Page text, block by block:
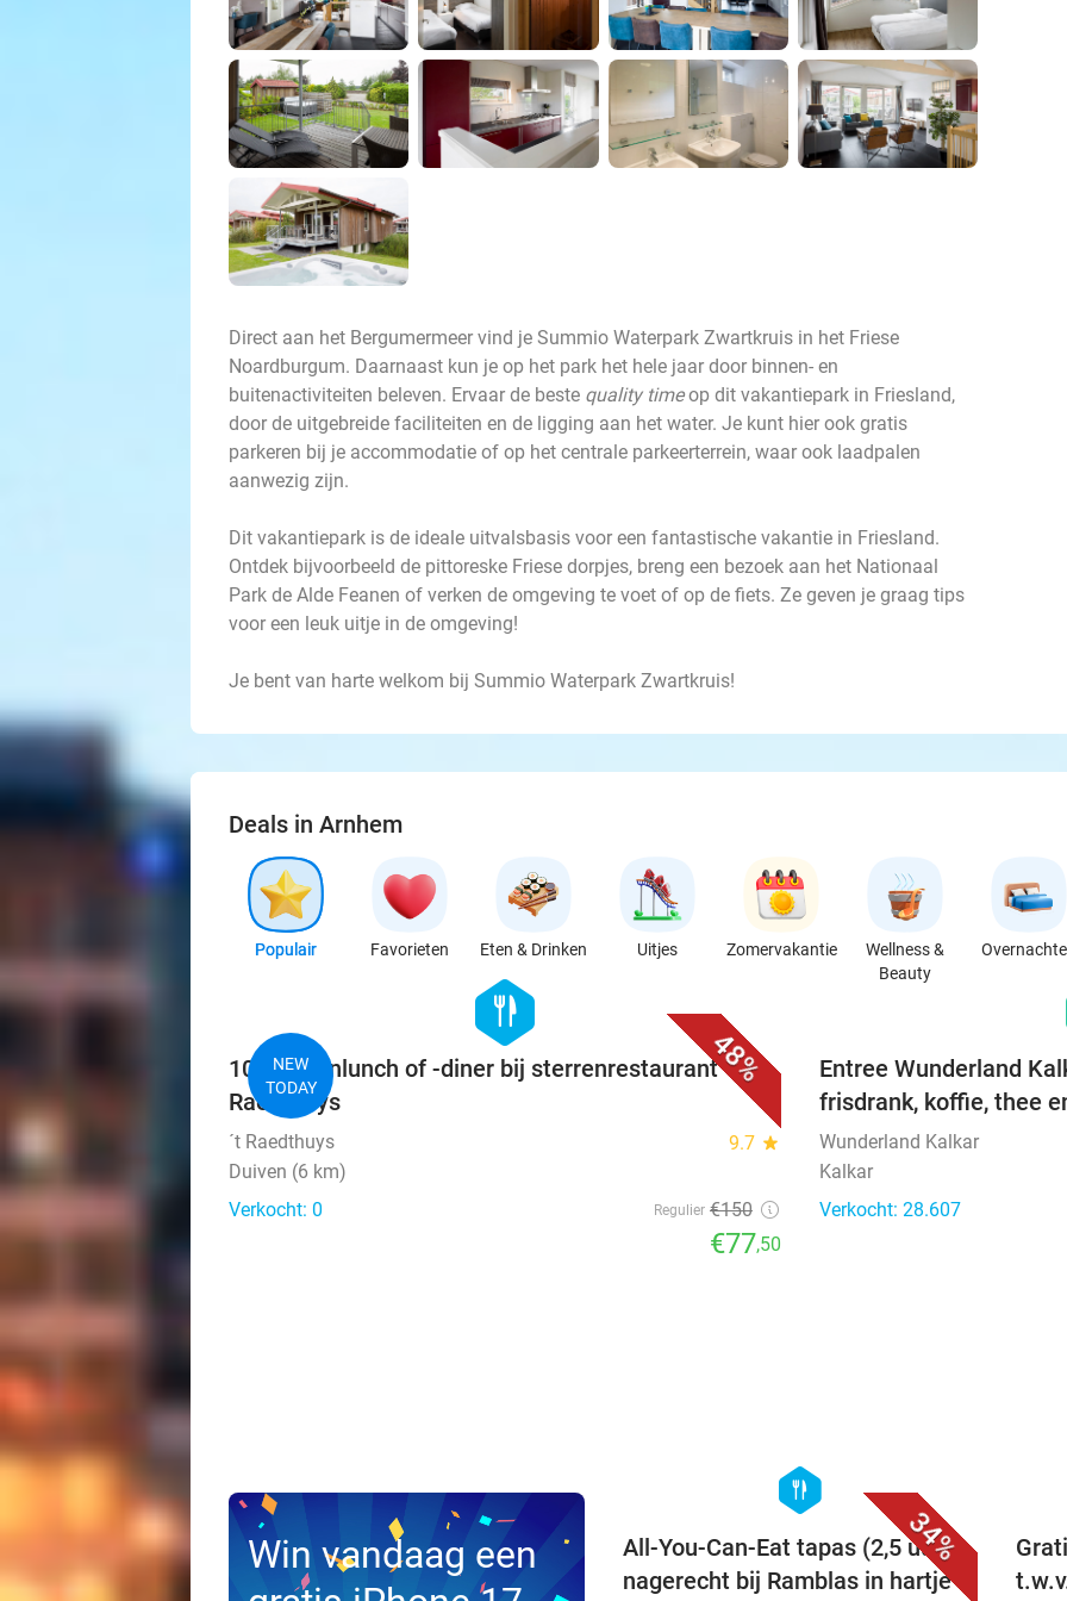
Direct aan het Bergumermeer vind je Summio Waterpark Zwartkruis in het Friese
Noardburgum. Daarnaast kun je op het park het hele jaar door binnen- en
buitenactiviteiten beleven. Ervaar de beste quality timeop dit vakantiepark in Friesland,
door de uitgebreide faciliteiten en de ligging aan het water. Je kunt hier ook gratis
parkeren bij je accommodatie of op het centrale parkeerterrein, waar ook laadpalen
aanwezig zijn.
Dit vakantiepark is de ideale uitvalsbasis voor een fantastische vakantie in Friesland.
Ontdek bijvoorbeeld de pittoreske Friese dorpjes, breng een bezoek aan het Nationaal
Park de Alde Feanen of verken de omgeving te voet of op de fiets. Ze geven je graag tips
voor een leuk uitje in de omgeving!
Je bent van harte welkom bij Summio Waterpark Zwartkruis!
Deals in Arnhem
Populair Favorieten Eten & Drinken Uitjes Zomervakantie
Wellness &
Beauty
48%
NEW
TODAY
hexagon
food
10-gangenlunch of -diner bij sterrenrestaurant 't
Raedthuys
´t Raedthuys 9.7 star
Duiven (6 km)
Verkocht: 0
Regulier €150
€77,50
Entree Wunderland
frisdrank, koffie, thee
Wunderland Kalkar
Kalkar
Verkocht: 28.607
Win vandaag een
34%
hexagon
food
All-You-Can-Eat tapas (2,5 uur) +
nagerecht bij Ramblas in hartje